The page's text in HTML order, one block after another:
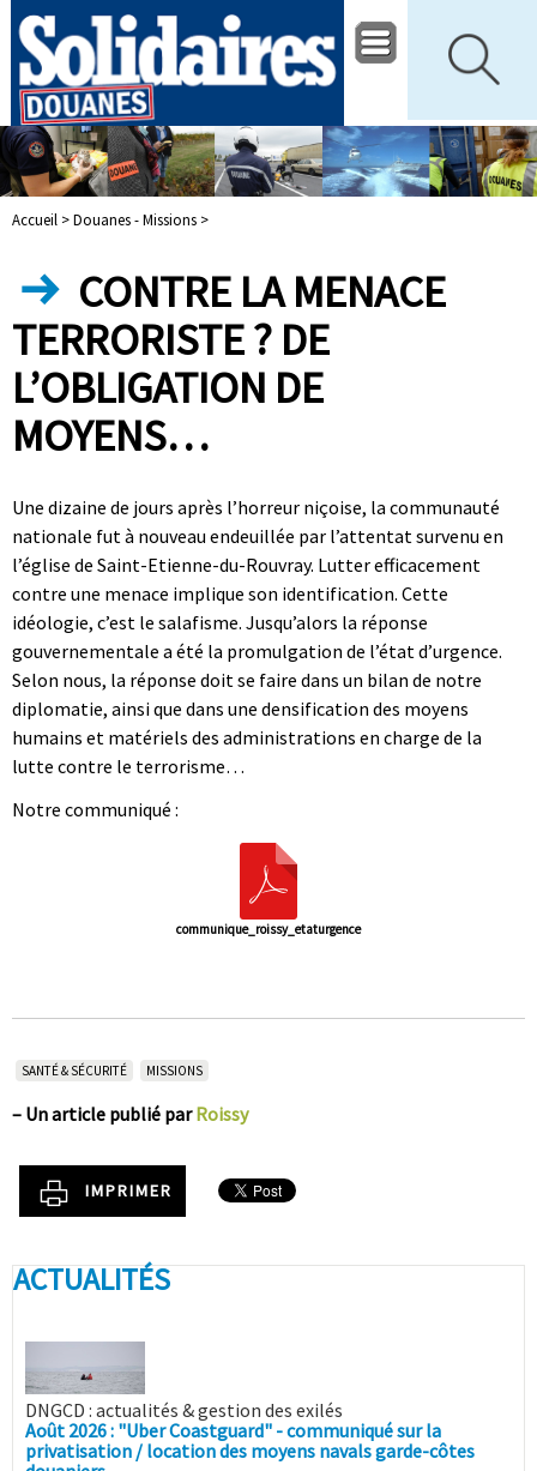
Accueil >Douanes - Missions >
CONTRE LA MENACE
TERRORISTE ? DE
L’OBLIGATION DE
MOYENS…
Une dizaine de jours après l’horreur niçoise, la communauté
nationale fut à nouveau endeuillée par l’attentat survenu en
l’église de Saint-Etienne-du-Rouvray. Lutter efficacement
contre une menace implique son identification. Cette
idéologie, c’est le salafisme. Jusqu’alors la réponse
gouvernementale a été la promulgation de l’état d’urgence.
Selon nous, la réponse doit se faire dans un bilan de notre
diplomatie, ainsi que dans une densification des moyens
humains et matériels des administrations en charge de la
lutte contre le terrorisme…
Notre communiqué :
communique_roissy_etaturgence
SANTÉ & SÉCURITÉ MISSIONS
– Un article publié parRoissy
IMPRIMER
ACTUALITÉS
DNGCD : actualités & gestion des exilés
Août 2026 : "Uber Coastguard" - communiqué sur la
privatisation / location des moyens navals garde-côtes